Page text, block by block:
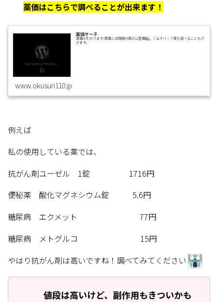
薬価はこちらで調べることが出来ます！
薬価サーチ
薬価がわかります(薬価とは病院の薬の公定価格)。ジェネリック薬を調べることもで
きます。
www.okusuri110.jp
例えば
私の使用している薬では、
抗がん剤ユーゼル 1錠 1716円
便秘薬 酸化マグネシウム錠 5.6円
糖尿病 エクメット 77円
糖尿病 メトグルコ 15円
やはり抗がん剤は高いですね！調べてみてください
値段は高いけど、副作用もきついかも